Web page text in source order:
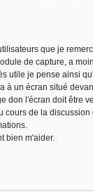
que je
de capture, a
utile je pense ainsi
à un écran situé
don l'écran doit être
cours de la
bien m'aider.